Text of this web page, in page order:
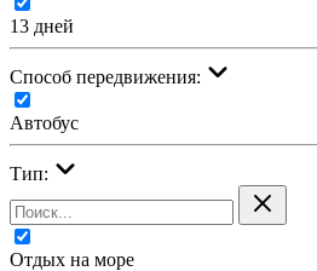
13 дней
Cпособ передвижения:
Автобус
Тип:
Отдых на море